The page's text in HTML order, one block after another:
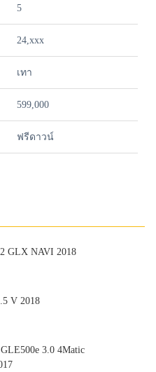
5
24,xxx
เทา
599,000
ฟรีดาวน์
GLX NAVI 2018
V 2018
3.0 4Matic